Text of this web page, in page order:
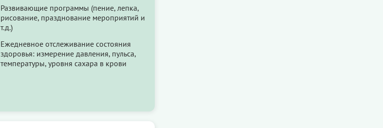
Развивающие программы (пение, лепка,
рисование, празднование мероприятий и
т.д.)
Ежедневное отслеживание состояния
здоровья: измерение давления, пульса,
температуры, уровня сахара в крови